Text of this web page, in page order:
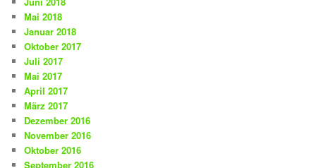
Mai 2018
Januar 2018
Oktober 2017
Juli 2017
Mai 2017
April 2017
März 2017
Dezember 2016
November 2016
Oktober 2016
September 2016